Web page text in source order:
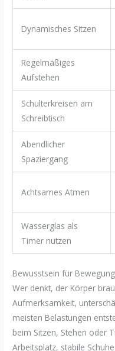
Dynamisches Sitzen
Regelmäßiges
Aufstehen
Schulterkreisen am
Schreibtisch
Abendlicher
Spaziergang
Achtsames Atmen
Wasserglas als
Timer nutzen
Bewusstsein für
Wer denkt, der Körper
Aufmerksamkeit,
meisten Belastungen
beim Sitzen, Stehen oder
Arbeitsplatz, stabile